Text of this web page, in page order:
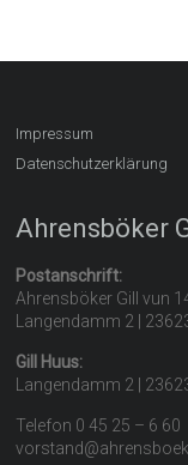
Impressum
Datenschutzerklärung
Ahrensböker
Postanschrift:
Ahrensböker Gill vun
Langendamm 2 |
Gill Huus:
Langendamm 2 |
Telefon 0 45 25 – 6 60